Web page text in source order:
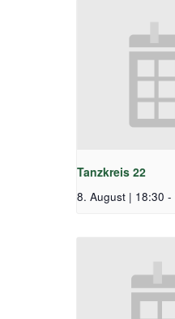
Tanzkreis 22
8. August | 18:30 -